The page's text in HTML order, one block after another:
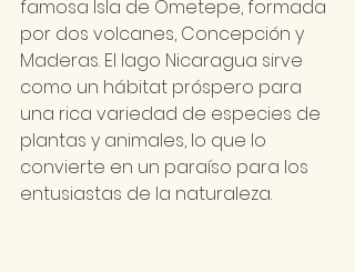
famosa Isla de Ometepe, formada
por dos volcanes, Concepción y
Maderas. El lago Nicaragua sirve
como un hábitat próspero para
una rica variedad de especies de
plantas y animales, lo que lo
convierte en un paraíso para los
entusiastas de la naturaleza.